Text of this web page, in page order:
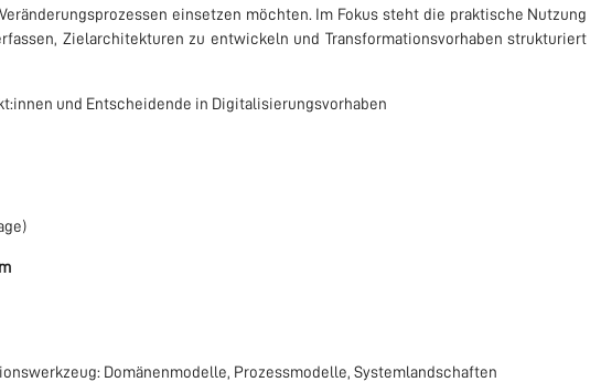
einsetzen möchten. Im Fokus steht die praktische Nutzung
Zielarchitekturen zu entwickeln und Transformationsvorhaben strukturiert
und Entscheidende in Digitalisierungsvorhaben
Domänenmodelle, Prozessmodelle, Systemlandschaften